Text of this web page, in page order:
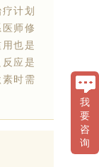
计划
师修
也是
应是
时需
我
要
咨
询